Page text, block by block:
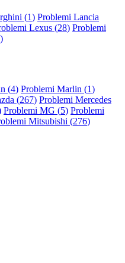
(1) Problemi Lancia
Lexus (28) Problemi
)
(4) Problemi Marlin (1)
(267) Problemi Mercedes
Problemi MG (5) Problemi
Mitsubishi (276)